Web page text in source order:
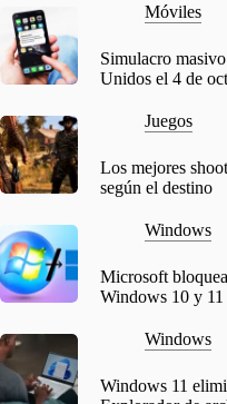
Móviles
Simulacro
Unidos el 4 de
Juegos
Los mejores
según el destino
Windows
Microsoft
Windows 10 y 11
Windows
Windows 11